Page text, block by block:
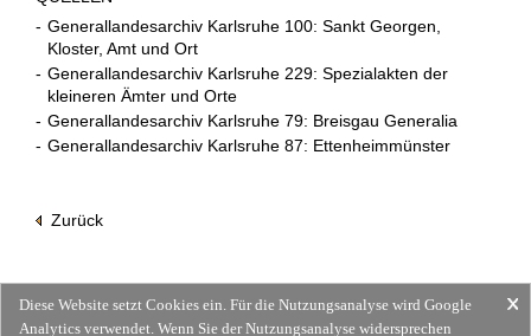
- Generallandesarchiv Karlsruhe 100: Sankt Georgen,
Kloster, Amt und Ort
- Generallandesarchiv Karlsruhe 229: Spezialakten der
kleineren Ämter und Orte
- Generallandesarchiv Karlsruhe 79: Breisgau Generalia
- Generallandesarchiv Karlsruhe 87: Ettenheimmünster
Zurück
Diese Website setzt Cookies ein. Für die Nutzungsanalyse wird Google
Analytics verwendet. Wenn Sie der Nutzungsanalyse widersprechen